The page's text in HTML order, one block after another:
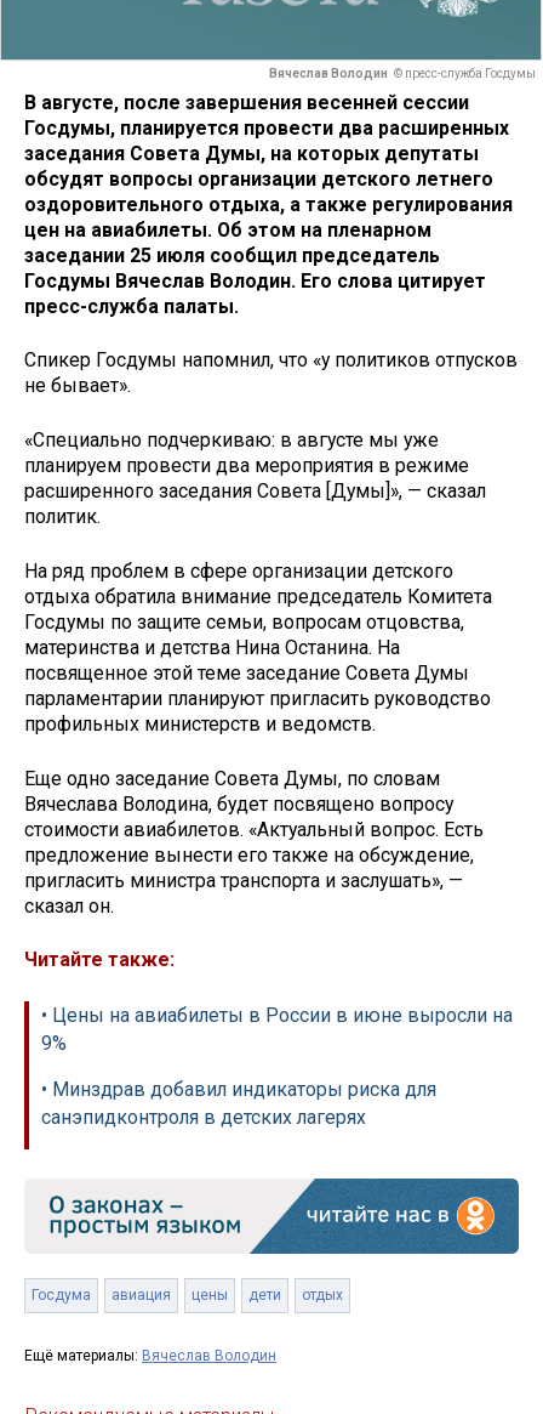
Вячеслав Володин © пресс-служба Госдумы
В августе, после завершения весенней сессии
Госдумы, планируется провести два расширенных
заседания Совета Думы, на которых депутаты
обсудят вопросы организации детского летнего
оздоровительного отдыха, а также регулирования
цен на авиабилеты. Об этом на пленарном
заседании 25 июля сообщил председатель
Госдумы Вячеслав Володин. Его слова цитирует
пресс-служба палаты.
Спикер Госдумы напомнил, что «у политиков отпусков
не бывает».
«Специально подчеркиваю: в августе мы уже
планируем провести два мероприятия в режиме
расширенного заседания Совета [Думы]», — сказал
политик.
На ряд проблем в сфере организации детского
отдыха обратила внимание председатель Комитета
Госдумы по защите семьи, вопросам отцовства,
материнства и детства Нина Останина. На
посвященное этой теме заседание Совета Думы
парламентарии планируют пригласить руководство
профильных министерств и ведомств.
Еще одно заседание Совета Думы, по словам
Вячеслава Володина, будет посвящено вопросу
стоимости авиабилетов. «Актуальный вопрос. Есть
предложение вынести его также на обсуждение,
пригласить министра транспорта и заслушать», —
сказал он.
Читайте также:
• Цены на авиабилеты в России в июне выросли на
9%
• Минздрав добавил индикаторы риска для
санэпидконтроля в детских лагерях
Госдума авиация цены дети отдых
Ещё материалы: Вячеслав Володин